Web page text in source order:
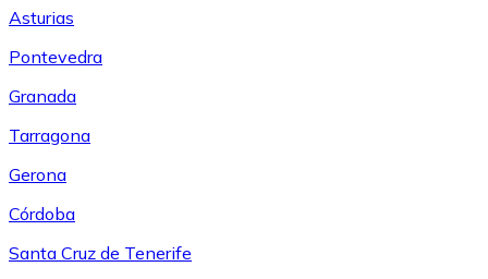
Asturias
Pontevedra
Granada
Tarragona
Gerona
Córdoba
Santa Cruz de Tenerife